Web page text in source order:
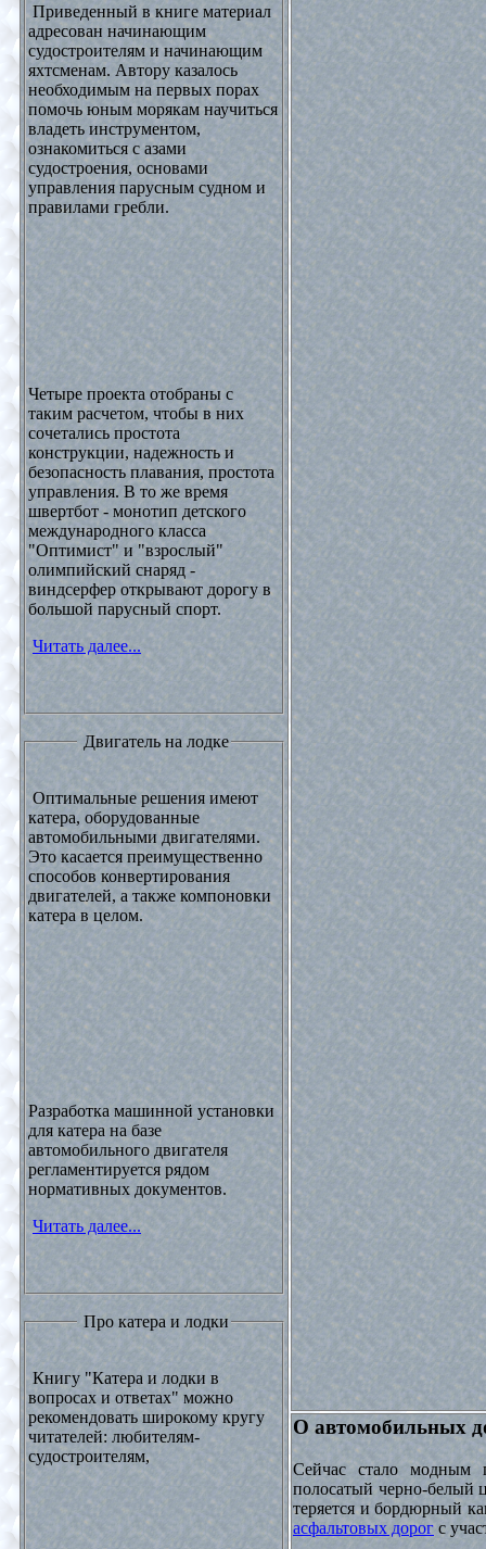
Приведенный в книге материал
адресован начинающим
судостроителям и начинающим
яхтсменам. Автору казалось
необходимым на первых порах
помочь юным морякам научиться
владеть инструментом,
ознакомиться с азами
судостроения, основами
управления парусным судном и
правилами гребли.
Четыре проекта отобраны с
таким расчетом, чтобы в них
сочетались простота
конструкции, надежность и
безопасность плавания, простота
управления. В то же время
швертбот - монотип детского
международного класса
"Оптимист" и "взрослый"
олимпийский снаряд -
виндсерфер открывают дорогу в
большой парусный спорт.
Читать далее...
Двигатель на лодке
Оптимальные решения имеют
катера, оборудованные
автомобильными двигателями.
Это касается преимущественно
способов конвертирования
двигателей, а также компоновки
катера в целом.
Разработка машинной установки
для катера на базе
автомобильного двигателя
регламентируется рядом
нормативных документов.
Читать далее...
Про катера и лодки
Книгу "Катера и лодки в
вопросах и ответах" можно
рекомендовать широкому кругу
читателей: любителям-
судостроителям,
О автомобильных
Сейчас стало модным
полосатый черно-белый
теряется и бордюрный
асфальтовых дорог с